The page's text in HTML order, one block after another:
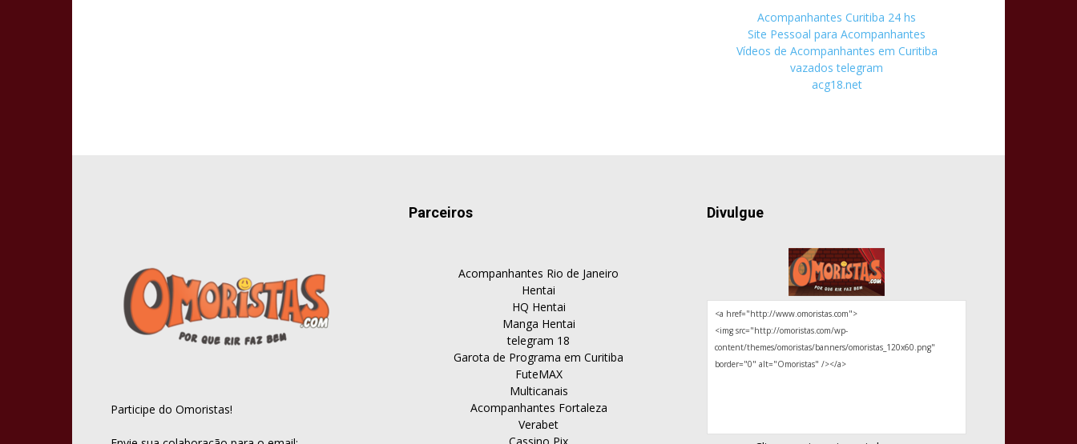
Acompanhantes Curitiba 24 hs
Site Pessoal para Acompanhantes
Vídeos de Acompanhantes em Curitiba
vazados telegram
acg18.net
Participe do Omoristas!
Parceiros
Acompanhantes Rio de Janeiro
Hentai
HQ Hentai
Manga Hentai
telegram 18
Garota de Programa em Curitiba
FuteMAX
Multicanais
Acompanhantes Fortaleza
Verabet
Divulgue